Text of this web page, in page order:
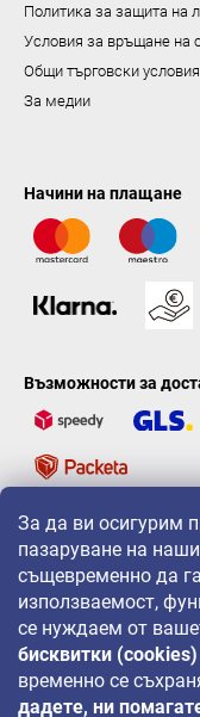
За да ви осигурим
пазаруване на
същевременно да
използваемост,
се нуждаем от
бисквитки (cookies)
временно се
дадете, ни
Политика за защита на
Условия за връщане на
Общи търговски условия
За медии
Начини на плащане
Възможности за
LAVONIO по света
За промоции, игри и